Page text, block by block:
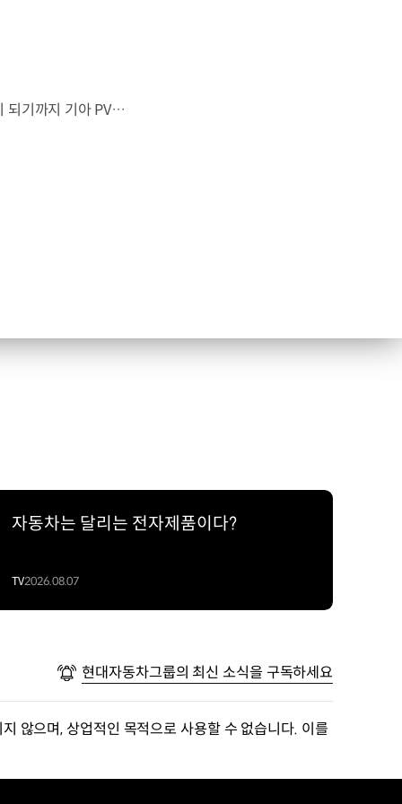
“이 방이 통째로 움직였으면 좋겠다”그림 속에서만 그리던 여행이 현실이 되기까지 기아 PV5 WAV는 필요한 의료 장비를 싣고가족과 한 공간에서 함께 떠날 수 있도록이동의 경험을 다시 설계했습니다. 같은 풍경을 보고, 같은 순간을 나누는 일현대자동차그룹은 모두를 위한 이동을 만들어갑니다. #현대자동차그룹 #TheMovingRoom #PV5 #기아 #목적기반모빌리티 #PV5WAV #PBV
자동차는 달리는 전자제품이다?
TV2026.08.07
현대자동차그룹의 최신 소식을 구독하세요
않으며, 상업적인 목적으로 사용할 수 없습니다. 이를